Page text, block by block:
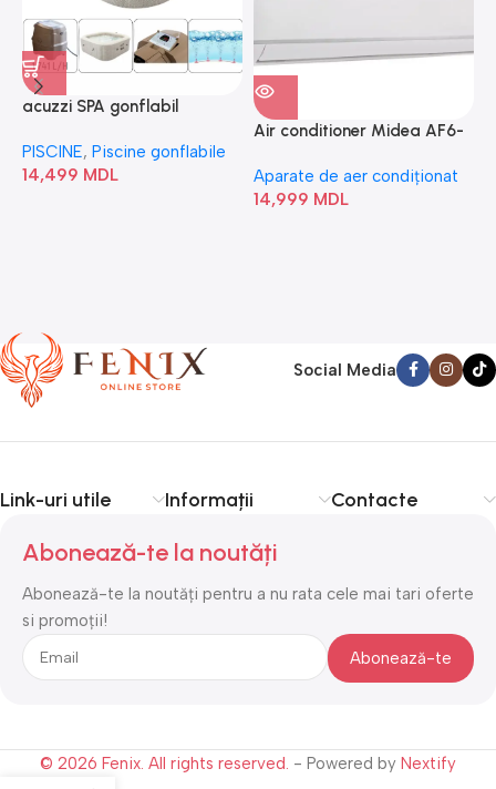
acuzzi SPA gonflabil
Bubble” 28446
PISCINE, Piscine gonflabile
14,499 MDL
Air conditioner Midea AF6-
Aparate de aer condiționat
14,999 MDL
Social Media
Link-uri utile Informații Contacte
Abonează-te la noutăți
Abonează-te la noutăți pentru a nu rata cele mai tari oferte
si promoții!
© 2026 Fenix. All rights reserved. - Powered by Nextify